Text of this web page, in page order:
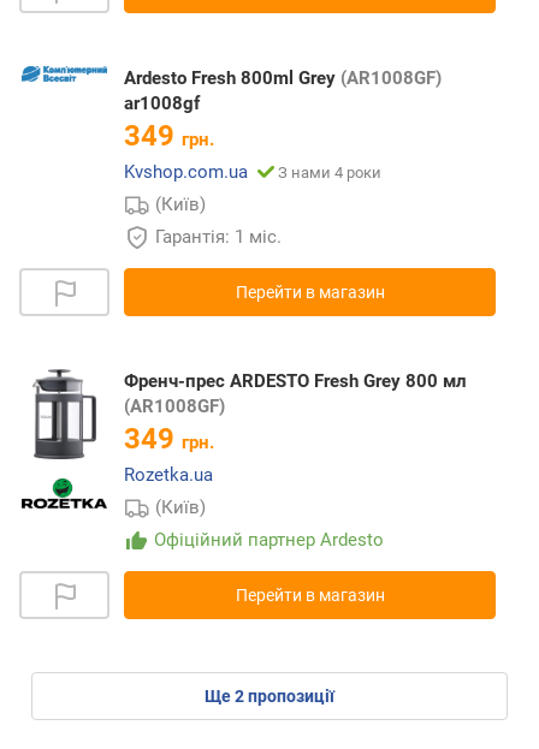
Ardesto Fresh 800ml Grey (AR1008GF)
ar1008gf
349 грн.
Kvshop.com.ua
З нами 4 роки
(Київ)
Гарантія: 1 міс.
Перейти в магазин
Френч-прес ARDESTO Fresh Grey 800 мл
(AR1008GF)
349 грн.
Rozetka.ua
(Київ)
Офіційний партнер Ardesto
Перейти в магазин
ще2пропозиції